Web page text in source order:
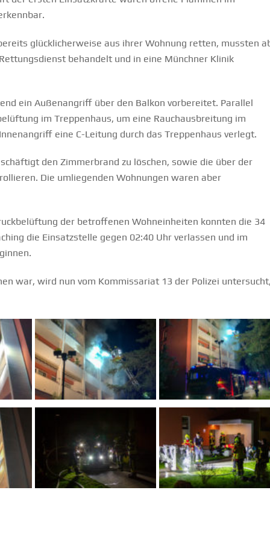
glücklicherweise aus ihrer Wohnung retten, mussten
behandelt und in eine Münchner Klinik
ein Außenangriff über den Balkon vorbereitet. Parallel
im Treppenhaus, um eine Rauchausbreitung im
eine C-Leitung durch das Treppenhaus verlegt.
den Zimmerbrand zu löschen, sowie die über der
Die umliegenden Wohnungen waren aber
der betroffenen Wohneinheiten konnten die 34
die Einsatzstelle gegen 02:40 Uhr verlassen und im
war, wird nun vom Kommissariat 13 der Polizei